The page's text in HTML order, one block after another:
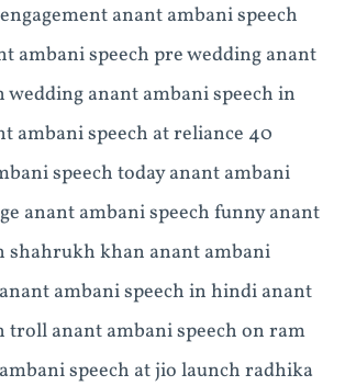
anant ambani speech
ambani speech pre wedding anant
wedding anant ambani speech in
ambani speech at reliance 40
speech today anant ambani
anant ambani speech funny anant
shahrukh khan anant ambani
ambani speech in hindi anant
troll anant ambani speech on ram
speech at jio launch radhika